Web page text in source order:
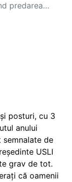
predarea…
posturi, cu 3
anului
de
USLI
grav de tot.
că oamenii